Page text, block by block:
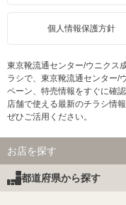
個人情報保護方針
東京靴流通センター/ウニクス
ラシで、東京靴流通センター/
ペーン、特売情報をすぐに確
店舗で使える最新のチラシ情
ぜひご活用ください。
お店を探す
都道府県から探す